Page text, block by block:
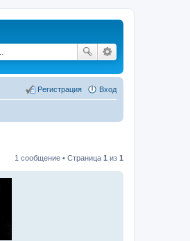
Вход
Регистрация
1 сообщение • Страница 1 из 1